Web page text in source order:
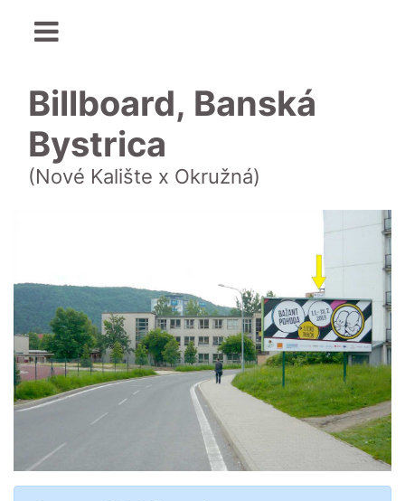
Billboard, Banská
Bystrica
(Nové Kalište x Okružná)